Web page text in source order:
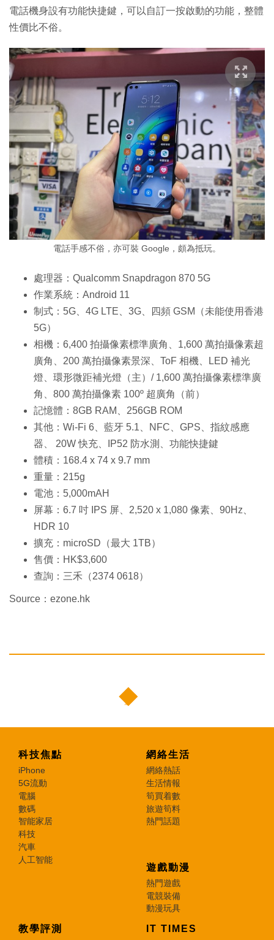
電話機身設有功能快捷鍵，可以自訂一按啟動的功能，整體
性價比不俗。
電話手感不俗，亦可裝 Google，頗為抵玩。
處理器：Qualcomm Snapdragon 870 5G
作業系統：Android 11
制式：5G、4G LTE、3G、四頻 GSM（未能使用香港
5G）
相機：6,400 拍攝像素標準廣角、1,600 萬拍攝像素超
廣角、200 萬拍攝像素景深、ToF 相機、LED 補光
燈、環形微距補光燈（主）/ 1,600 萬拍攝像素標準廣
角、800 萬拍攝像素 100º 超廣角（前）
記憶體：8GB RAM、256GB ROM
其他：Wi-Fi 6、藍牙 5.1、NFC、GPS、指紋感應
器、 20W 快充、IP52 防水測、功能快捷鍵
體積：168.4 x 74 x 9.7 mm
重量：215g
電池：5,000mAH
屏幕：6.7 吋 IPS 屏、2,520 x 1,080 像素、90Hz、
HDR 10
擴充：microSD（最大 1TB）
售價：HK$3,600
查詢：三禾（2374 0618）
Source：ezone.hk
科技焦點
iPhone
5G流動
電腦
數碼
智能家居
科技
汽車
人工智能
網絡生活
網絡熱話
生活情報
筍買着數
旅遊筍料
熱門話題
遊戲動漫
熱門遊戲
電競裝備
動漫玩具
教學評測 IT TIMES